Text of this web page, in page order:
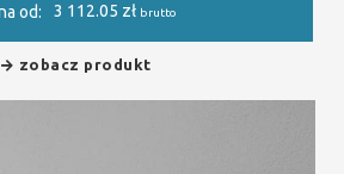
od: 3 112.05 zł brutto
zobacz produkt